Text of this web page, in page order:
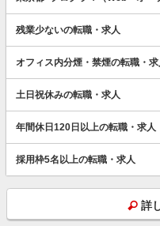
残業少ないの転職・求人
オフィス内分煙・禁煙の転職・求
土日祝休みの転職・求人
年間休日120日以上の転職・求人
採用枠5名以上の転職・求人
詳